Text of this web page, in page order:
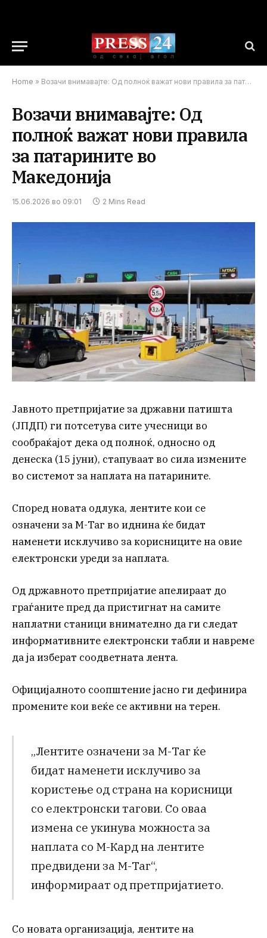
Home » Возачи внимавајте: Од полноќ важат нови правила за патарините во Македонија
Возачи внимавајте: Од
полноќ важат нови правила
за патарините во
Македонија
15.06.2026 во 09:01 2 Mins Read
Јавното претпријатие за државни патишта
(ЈПДП) ги потсетува сите учесници во
сообраќајот дека од полноќ, односно од
денеска (15 јуни), стапуваат во сила измените
во системот за наплата на патарините.
Според новата одлука, лентите кои се
означени за М-Таг во иднина ќе бидат
наменети исклучиво за корисниците на овие
електронски уреди за наплата.
Од државното претпријатие апелираат до
граѓаните пред да пристигнат на самите
наплатни станици внимателно да ги следат
информативните електронски табли и навреме
да ја изберат соодветната лента.
Официјалното соопштение јасно ги дефинира
промените кои веќе се активни на терен.
„Лентите означени за М-Таг ќе
бидат наменети исклучиво за
користење од страна на корисници
со електронски тагови. Со оваа
измена се укинува можноста за
наплата со М-Кард на лентите
предвидени за М-Таг“,
информираат од претпријатието.
Со новата организација, лентите на